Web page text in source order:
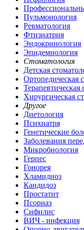
Пульмонология
Ревматология
Фтизиатрия
Эндокринология
Эпидемиология
Стоматология
Детская
Ортопедическая
Терапевтическая
Хирургическая
Другое
Диетология
Психиатря
Генетические
Заболевания
Микробиология
Герпес
Гонорея
Хламидиоз
Кандидоз
Простатит
Псориаз
Сифилис
ВИЧ - инфекция